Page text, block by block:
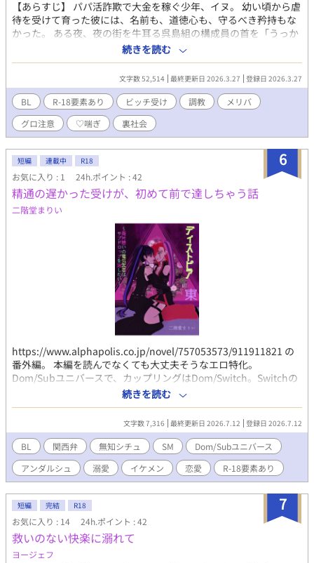
【あらすじ】 パパ活詐欺で大金を稼ぐ少年、イヌ。 幼い頃から虐
待を受けて育った彼には、名前も、道徳心も、守るべき矜持もな
かった。 ある夜、夜の街を牛耳る呉島組の構成員の首を「うっか
り」へし折ってしまった彼は、呉島を統べる鬼神・九条李神の前
に引き摺り出される。突きつけられたのは、死よりも残酷な二
択。 「選択肢をやる。……今すぐSMゲイ風俗に叩き落とされ、一
生、雄の便所として生きるか。あるいは、俺の『犬』として、死
ぬまで俺の靴を舐めるか。どちらにせよ地獄だと思うが……、ど
うする？」 ⚠️注意⚠️ この物語には、下記の表現があります。 ※受
けの虐待、レイプの過去あり ※貞操概念皆無のビッチ受け ※ハー
ドなプレイ、♡喘ぎ ※根性焼き、脚を折る等の受けへの暴力 ※精
神破壊、洗脳 ※受けの薬物使用 ※殺人、暴行などのグロ表現等…
苦手な方はお引き返しください。
続きを読む
文字数 52,514 最終更新日 2026.3.27 登録日 2026.3.27
BL R-18要素あり ビッチ受け 調教
メリバ
グロ注意
♡喘ぎ 裏社会
6
短編 連載中 R18
お気に入り : 1 24h.ポイント : 42
精通の遅かった受けが、初めて前で達しちゃう話
二階堂まりい
https://www.alphapolis.co.jp/novel/757053573/911911821 の
番外編。 本編を読んでなくても大丈夫そうなエロ特化。
Dom/Subユニバースで、カップリングはDom/Switch。Switchの
受け(成人)が後ろでの快楽は知ってるのに精通してなかったとい
う、やや特殊性癖。 攻めと受けの相手は生涯相手だけ、攻めの尻
はセメントで固められております。
続きを読む
文字数 7,316 最終更新日 2026.7.12 登録日 2026.7.12
BL 関西弁 無知シチュ SM
Dom/Subユニバース
アンダルシュ
溺愛 イケメン 恋愛 R-18要素あり
7
短編 完結 R18
お気に入り : 14 24h.ポイント : 42
救いのない快楽に溺れて
ヨージェフ